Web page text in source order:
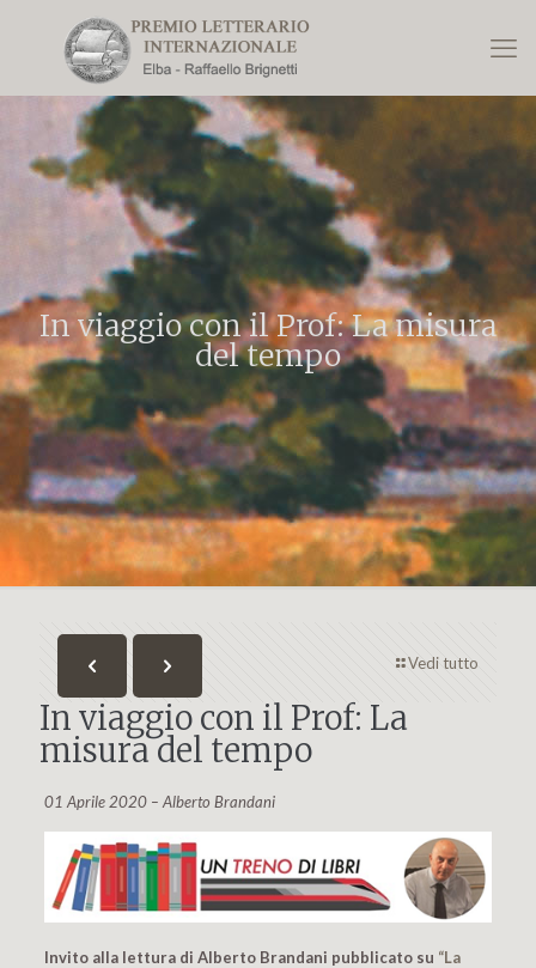
In viaggio con il Prof: La misura
del tempo
Vedi tutto
In viaggio con il Prof: La
misura del tempo
01 Aprile 2020 – Alberto Brandani
Invito alla lettura di Alberto Brandani pubblicato su “La